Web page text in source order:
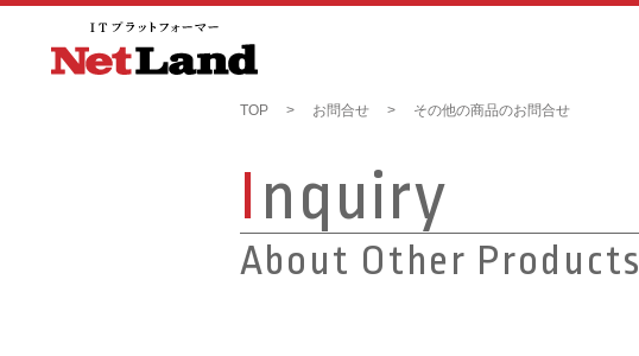
TOP お問合せ その他の商品のお問合せ
I nquiry
About Other Products